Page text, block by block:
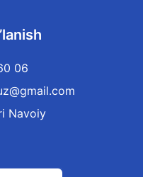
06
Navoiy